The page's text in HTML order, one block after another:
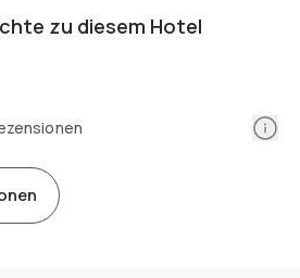
zu diesem Hotel